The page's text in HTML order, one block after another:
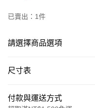
已賣出：1件
請選擇商品選項
尺寸表
付款與運送方式